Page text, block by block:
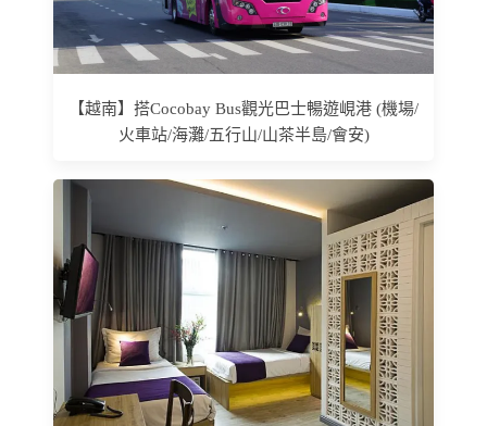
【越南】搭Cocobay Bus觀光巴士暢遊峴港 (機場/
火車站/海灘/五行山/山茶半島/會安)